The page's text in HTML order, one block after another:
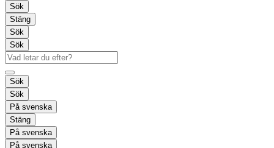
Sök
Stäng
Sök
Sök
Sök
Sök
På svenska
Stäng
På svenska
På svenska